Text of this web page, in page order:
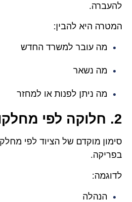
להעברה.
המטרה היא להבין:
מה עובר למשרד החדש
מה נשאר
מה ניתן לפנות או למחזר
2. חלוקה לפי מחלקות
סימון מוקדם של הציוד לפי
בפריקה.
לדוגמה:
הנהלה